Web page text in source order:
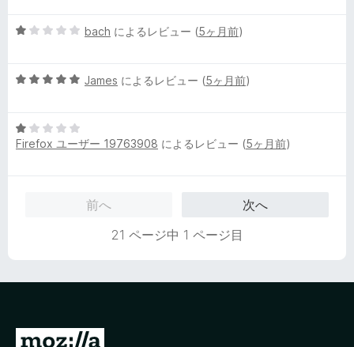
1
価
5
中
評
価
bach によるレビュー (5ヶ月前)
5
中
5
James によるレビュー (5ヶ月前)
5
段
Firefox ユーザー 19763908 によるレビュー (5ヶ月前)
前へ
次へ
21 ページ中 1 ページ目
M